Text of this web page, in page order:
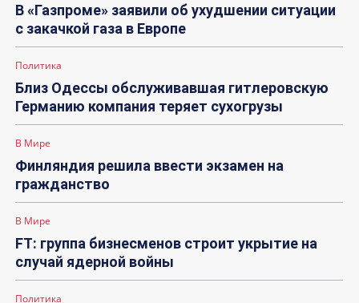
В «Газпроме» заявили об ухудшении ситуации
с закачкой газа в Европе
Политика
Близ Одессы обслуживавшая гитлеровскую
Германию компания теряет сухогрузы
В Мире
Финляндия решила ввести экзамен на
гражданство
В Мире
FT: группа бизнесменов строит укрытие на
случай ядерной войны
Политика